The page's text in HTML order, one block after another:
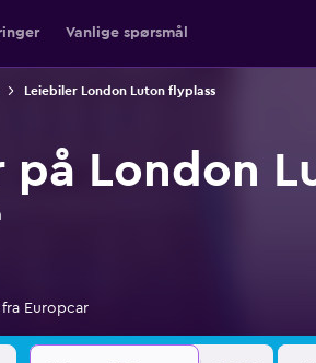
Vanlige spørsmål
Leiebiler London Luton flyplass
på London
Europcar